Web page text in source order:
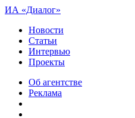
ИА «Диалог»
Новости
Статьи
Интервью
Проекты
Об агентстве
Реклама